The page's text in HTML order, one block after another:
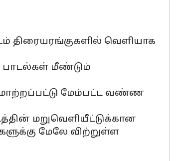
திரையரங்குகளில் வெளியாக
பாடல்கள் மீண்டும்
மாற்றப்பட்டு மேம்பட்ட வண்ண
மறுவெளியீட்டுக்கான
மேலே விற்றுள்ள